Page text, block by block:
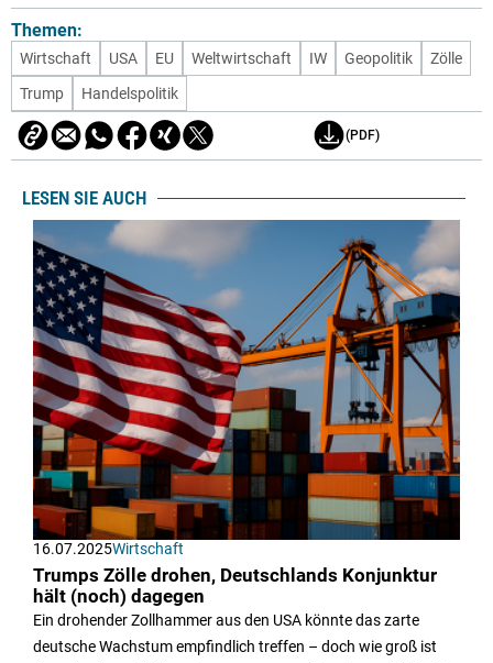
Themen:
Wirtschaft USA EU Weltwirtschaft IW Geopolitik
Zölle
Trump
Handelspolitik
(PDF)
LESEN SIE AUCH
16.07.2025Wirtschaft
Trumps Zölle drohen, Deutschlands Konjunktur
hält (noch) dagegen
Ein drohender Zollhammer aus den USA könnte das zarte
deutsche Wachstum empfindlich treffen – doch wie groß ist